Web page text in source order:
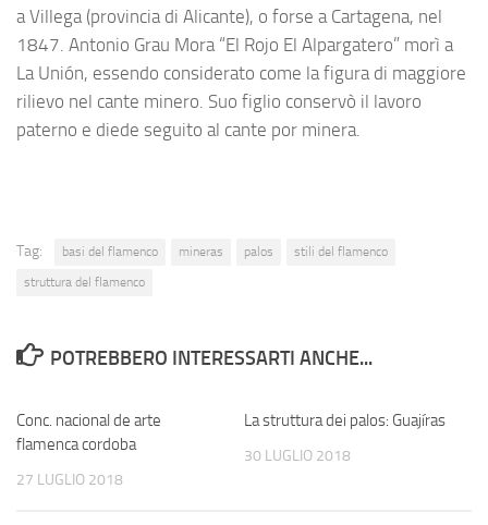
a Villega (provincia di Alicante), o forse a Cartagena, nel
1847. Antonio Grau Mora “El Rojo El Alpargatero” morì a
La Unión, essendo considerato come la figura di maggiore
rilievo nel cante minero. Suo figlio conservò il lavoro
paterno e diede seguito al cante por minera.
Tag: basi del flamenco mineras palos
stili del flamenco
struttura del flamenco
POTREBBERO INTERESSARTI ANCHE...
Conc. nacional de arte
flamenca cordoba
27 LUGLIO 2018
La struttura dei palos: Guajíras
30 LUGLIO 2018